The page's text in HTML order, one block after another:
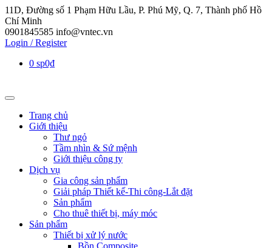
11D, Đường số 1 Phạm Hữu Lầu, P. Phú Mỹ, Q. 7, Thành phố Hồ
Chí Minh
0901845585 info@vntec.vn
Login / Register
0 sp0₫
Trang chủ
Giới thiệu
Thư ngỏ
Tầm nhìn & Sứ mệnh
Giới thiệu công ty
Dịch vụ
Gia công sản phẩm
Giải pháp Thiết kế-Thi công-Lắt đặt
Sản phẩm
Cho thuê thiết bị, máy móc
Sản phẩm
Thiết bị xử lý nước
Bồn Composite